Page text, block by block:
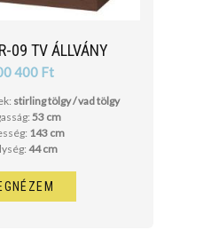
09 TV ÁLLVÁNY
400 Ft
stirling tölgy / vad tölgy
53 cm
143 cm
44 cm